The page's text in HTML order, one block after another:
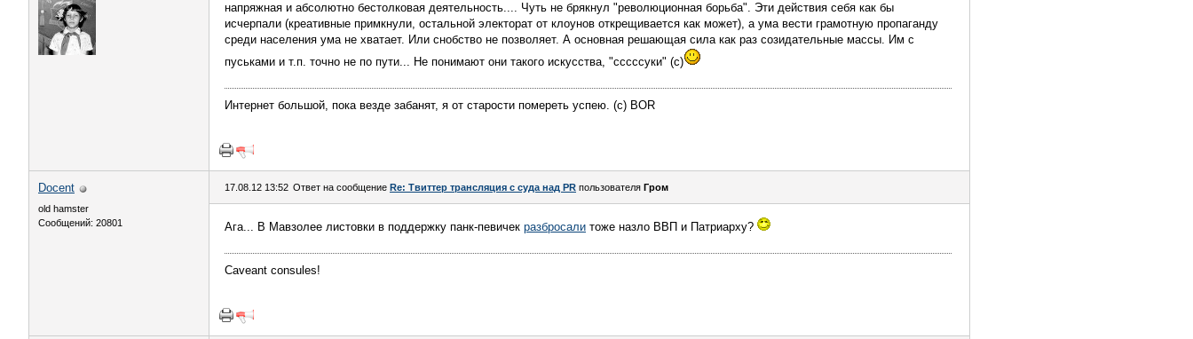
напряжная и абсолютно бестолковая деятельность.... Чуть не брякнул "революционная борьба". Эти действия себя как бы
исчерпали (креативные примкнули, остальной электорат от клоунов открещивается как может), а ума вести грамотную пропаганду
среди населения ума не хватает. Или снобство не позволяет. А основная решающая сила как раз созидательные массы. Им с
пуськами и т.п. точно не по пути... Не понимают они такого искусства, "сссссуки" (с)
Интернет большой, пока везде забанят, я от старости помереть успею. (c) BOR
Docent
old hamster
Сообщений: 20801
17.08.12 13:52 Ответ на сообщение Re: Твиттер трансляция с суда над PR пользователя Гром
Ага... В Мавзолее листовки в поддержку панк-певичек разбросали тоже назло ВВП и Патриарху?
Caveant consules!